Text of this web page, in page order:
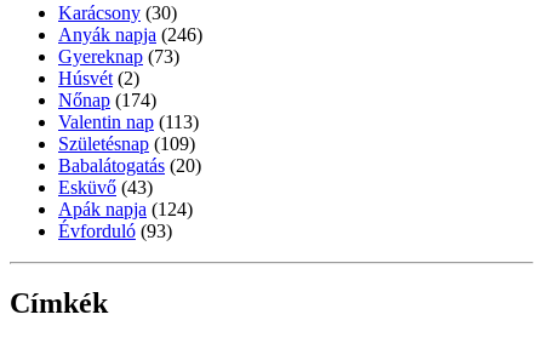
Karácsony (30)
Anyák napja (246)
Gyereknap (73)
Húsvét (2)
Nőnap (174)
Valentin nap (113)
Születésnap (109)
Babalátogatás (20)
Esküvő (43)
Apák napja (124)
Évforduló (93)
Címkék